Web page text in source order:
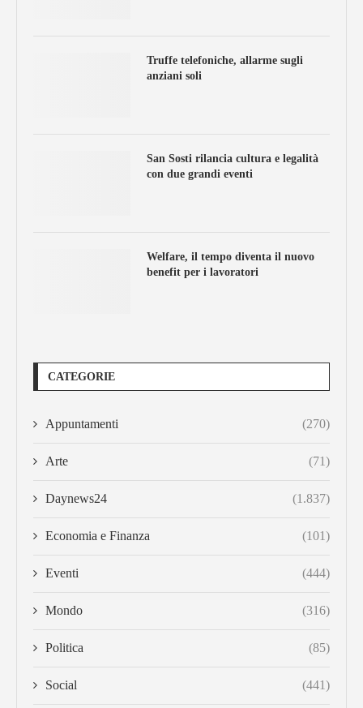
Truffe telefoniche, allarme sugli
anziani soli
San Sosti rilancia cultura e legalità
con due grandi eventi
Welfare, il tempo diventa il nuovo
benefit per i lavoratori
CATEGORIE
Appuntamenti (270)
Arte (71)
Daynews24 (1.837)
Economia e Finanza (101)
Eventi (444)
Mondo (316)
Politica (85)
Social (441)